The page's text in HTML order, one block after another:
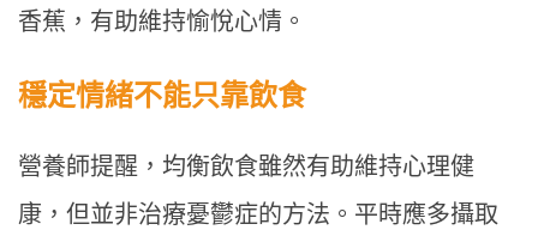
香蕉，有助維持愉悅心情。
穩定情緒不能只靠飲食
營養師提醒，均衡飲食雖然有助維持心理健
康，但並非治療憂鬱症的方法。平時應多攝取